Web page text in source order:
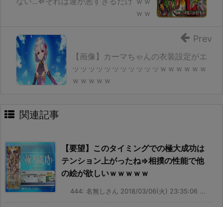
ｗｗ
【画像】カーマちゃんの衣装設定がエ
ッッッッッッッッッッッｗｗｗｗｗｗ
ｗｗｗｗｗ
Prev
関連記事
【要望】このタイミングでの極大成功は
テンション上がったね⇒相撲の性能で他
の絵が欲しいｗｗｗｗｗ
444: 名無しさん 2018/03/06(火) 23:35:06 ...